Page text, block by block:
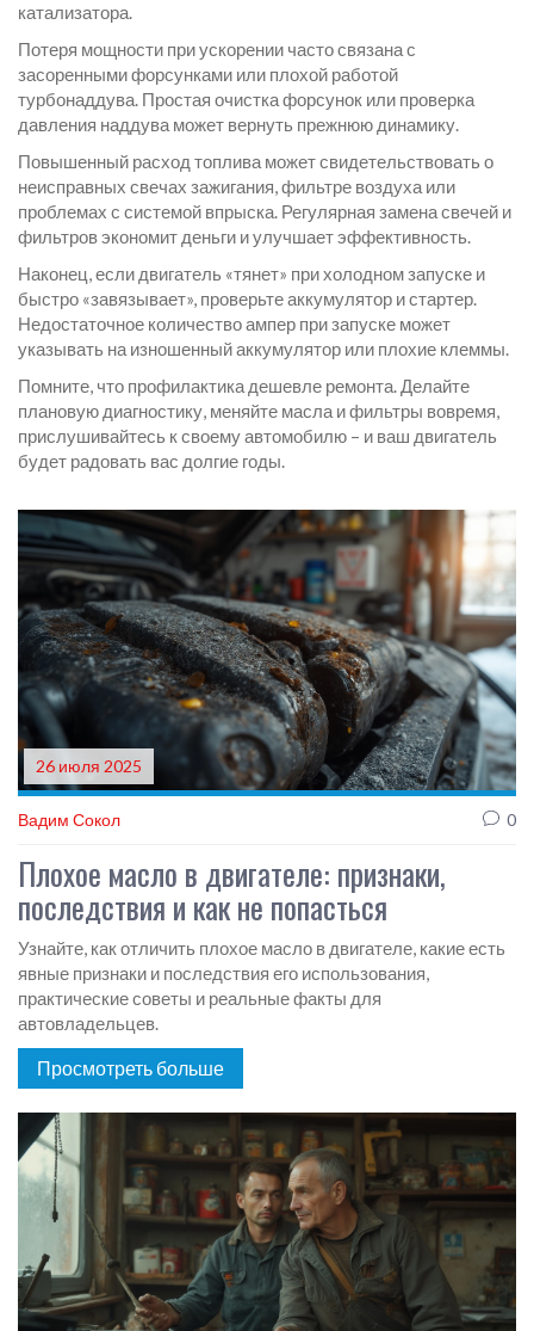
катализатора.
Потеря мощности при ускорении часто связана с
засоренными форсунками или плохой работой
турбонаддува. Простая очистка форсунок или проверка
давления наддува может вернуть прежнюю динамику.
Повышенный расход топлива может свидетельствовать о
неисправных свечах зажигания, фильтре воздуха или
проблемах с системой впрыска. Регулярная замена свечей и
фильтров экономит деньги и улучшает эффективность.
Наконец, если двигатель «тянет» при холодном запуске и
быстро «завязывает», проверьте аккумулятор и стартер.
Недостаточное количество ампер при запуске может
указывать на изношенный аккумулятор или плохие клеммы.
Помните, что профилактика дешевле ремонта. Делайте
плановую диагностику, меняйте масла и фильтры вовремя,
прислушивайтесь к своему автомобилю – и ваш двигатель
будет радовать вас долгие годы.
26 июля 2025
Вадим Сокол 0
Плохое масло в двигателе: признаки,
последствия и как не попасться
Узнайте, как отличить плохое масло в двигателе, какие есть
явные признаки и последствия его использования,
практические советы и реальные факты для
автовладельцев.
Просмотреть больше